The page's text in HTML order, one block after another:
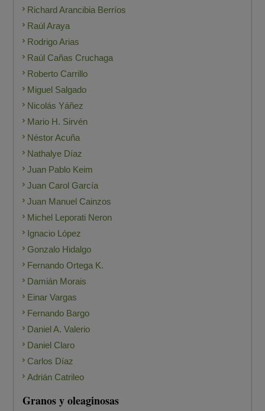
Richard Arancibia Berríos
Raúl Araya
Rodrigo Arias
Raúl Cañas Cruchaga
Roberto Carrillo
Miguel Salgado
Nicolás Yáñez
Mario H. Sirvén
Néstor Acuña
Nathalye Díaz
Juan Pablo Keim
Juan Carol García
Juan Manuel Cainzos
Michel Leporati Neron
Ignacio López
Gonzalo Hidalgo
Fernando Ortega K.
Damián Morais
Einar Vargas
Fernando Bargo
Daniel A. Valerio
Daniel Claro
Carlos Díaz
Adrián Catrileo
Granos y oleaginosas